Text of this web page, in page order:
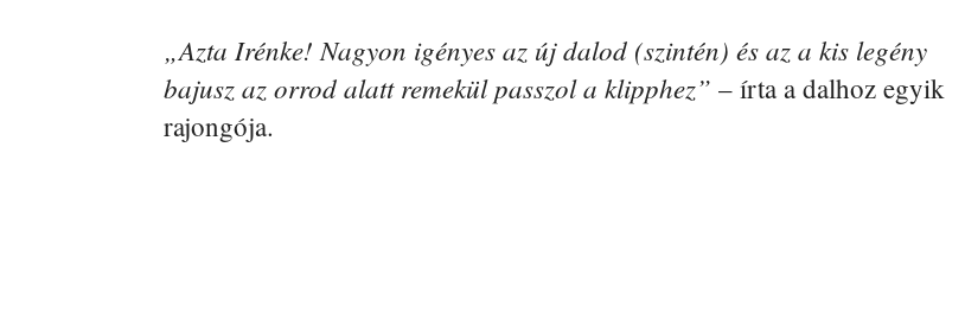
„Azta Irénke! Nagyon igényes az új dalod (szintén) és az a kis legény
bajusz az orrod alatt remekül passzol a klipphez” – írta a dalhoz egyik
rajongója.